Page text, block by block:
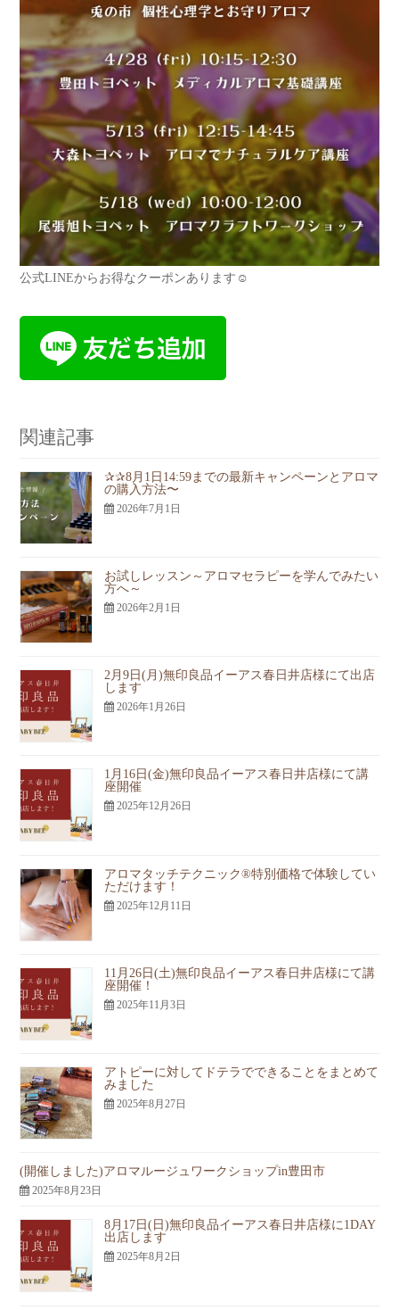
公式LINEからお得なクーポンあります☺︎
関連記事
✰✰8月1日14:59までの最新キャンペーンとアロマ
の購入方法〜
2026年7月1日
お試しレッスン～アロマセラピーを学んでみたい
方へ～
2026年2月1日
2月9日(月)無印良品イーアス春日井店様にて出店
します
2026年1月26日
1月16日(金)無印良品イーアス春日井店様にて講
座開催
2025年12月26日
アロマタッチテクニック®︎特別価格で体験してい
ただけます！
2025年12月11日
11月26日(土)無印良品イーアス春日井店様にて講
座開催！
2025年11月3日
アトピーに対してドテラでできることをまとめて
みました
2025年8月27日
(開催しました)アロマルージュワークショップin豊田市
2025年8月23日
8月17日(日)無印良品イーアス春日井店様に1DAY
出店します
2025年8月2日